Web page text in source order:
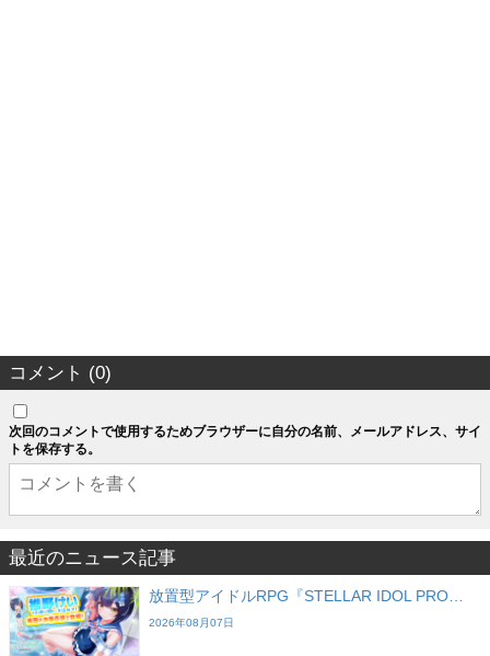
コメント (0)
次回のコメントで使用するためブラウザーに自分の名前、メールアドレス、サイ
トを保存する。
最近のニュース記事
放置型アイドルRPG『STELLAR IDOL PRO…
2026年08月07日